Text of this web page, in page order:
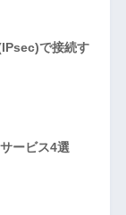
で接続す
ービス4選